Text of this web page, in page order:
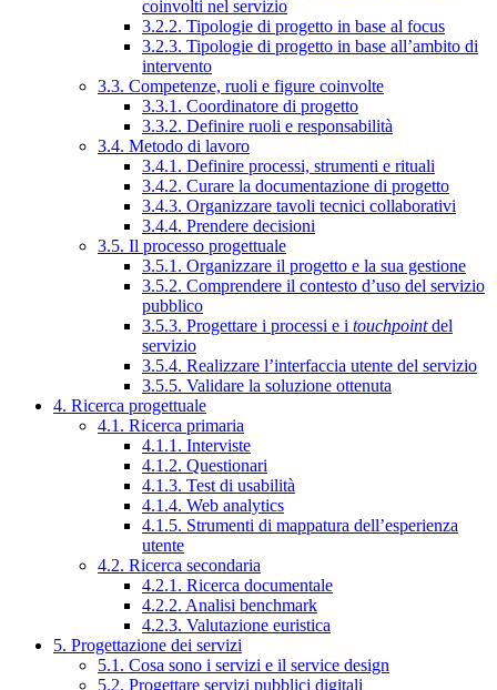
coinvolti nel servizio
3.2.2. Tipologie di progetto in base al focus
3.2.3. Tipologie di progetto in base all’ambito di
intervento
3.3. Competenze, ruoli e figure coinvolte
3.3.1. Coordinatore di progetto
3.3.2. Definire ruoli e responsabilità
3.4. Metodo di lavoro
3.4.1. Definire processi, strumenti e rituali
3.4.2. Curare la documentazione di progetto
3.4.3. Organizzare tavoli tecnici collaborativi
3.4.4. Prendere decisioni
3.5. Il processo progettuale
3.5.1. Organizzare il progetto e la sua gestione
3.5.2. Comprendere il contesto d’uso del servizio
pubblico
3.5.3. Progettare i processi e i touchpointdel
servizio
3.5.4. Realizzare l’interfaccia utente del servizio
3.5.5. Validare la soluzione ottenuta
4. Ricerca progettuale
4.1. Ricerca primaria
4.1.1. Interviste
4.1.2. Questionari
4.1.3. Test di usabilità
4.1.4. Web analytics
4.1.5. Strumenti di mappatura dell’esperienza
utente
4.2. Ricerca secondaria
4.2.1. Ricerca documentale
4.2.2. Analisi benchmark
4.2.3. Valutazione euristica
5. Progettazione dei servizi
5.1. Cosa sono i servizi e il service design
5.2. Progettare servizi pubblici digitali